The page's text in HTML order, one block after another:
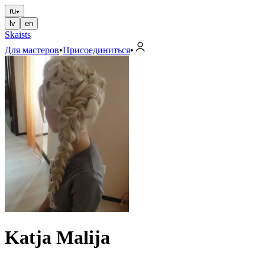
ru
lv
en
Skaists
Для мастеров•Присоединиться•
Katja Malija